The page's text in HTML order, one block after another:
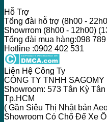
Hỗ Trợ
Tổng đài hỗ trợ (8h00 -
Showrrom (8h00 - 12h00)
Tổng đài mua hàng:098
Hotline :0902 402 531
Liên Hệ Công Ty
CÔNG TY TNHH SAGOMY
Showroom: 573 Tân Kỳ
Tp.HCM
( Gần Siêu Thị Nhật bản
Showroom Có Chổ Để Xe